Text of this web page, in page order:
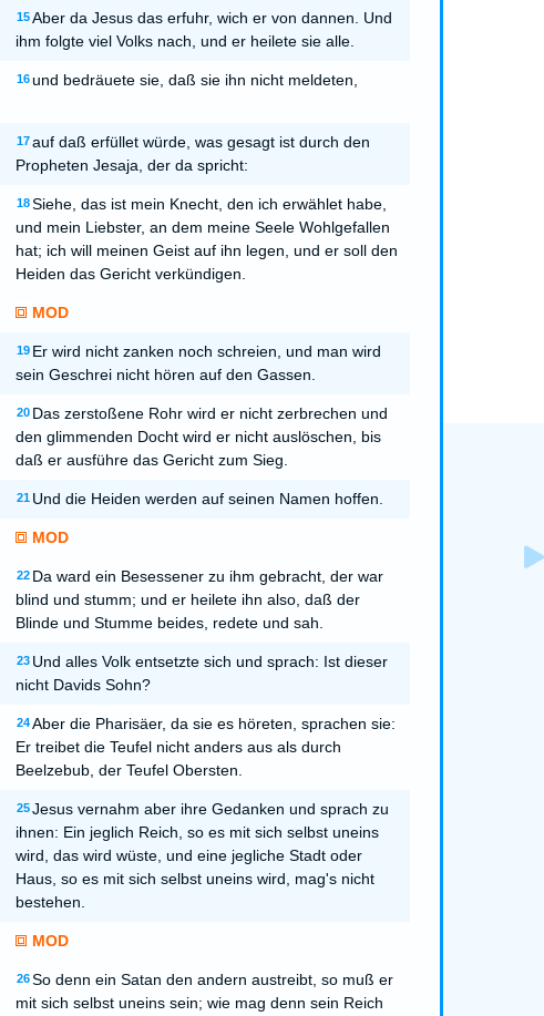
15 Aber da Jesus das erfuhr, wich er von dannen. Und
ihm folgte viel Volks nach, und er heilete sie alle.
16 und bedräuete sie, daß sie ihn nicht meldeten,
17 auf daß erfüllet würde, was gesagt ist durch den
Propheten Jesaja, der da spricht:
18 Siehe, das ist mein Knecht, den ich erwählet habe,
und mein Liebster, an dem meine Seele Wohlgefallen
hat; ich will meinen Geist auf ihn legen, und er soll den
Heiden das Gericht verkündigen.
MOD
19 Er wird nicht zanken noch schreien, und man wird
sein Geschrei nicht hören auf den Gassen.
20 Das zerstoßene Rohr wird er nicht zerbrechen und
den glimmenden Docht wird er nicht auslöschen, bis
daß er ausführe das Gericht zum Sieg.
21 Und die Heiden werden auf seinen Namen hoffen.
MOD
22 Da ward ein Besessener zu ihm gebracht, der war
blind und stumm; und er heilete ihn also, daß der
Blinde und Stumme beides, redete und sah.
23 Und alles Volk entsetzte sich und sprach: Ist dieser
nicht Davids Sohn?
24 Aber die Pharisäer, da sie es höreten, sprachen sie:
Er treibet die Teufel nicht anders aus als durch
Beelzebub, der Teufel Obersten.
25 Jesus vernahm aber ihre Gedanken und sprach zu
ihnen: Ein jeglich Reich, so es mit sich selbst uneins
wird, das wird wüste, und eine jegliche Stadt oder
Haus, so es mit sich selbst uneins wird, mag's nicht
bestehen.
MOD
26 So denn ein Satan den andern austreibt, so muß er
mit sich selbst uneins sein; wie mag denn sein Reich